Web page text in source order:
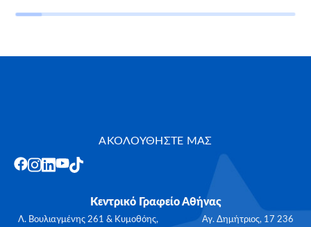
ΑΚΟΛΟΥΘΗΣΤΕ ΜΑΣ
Κεντρικό Γραφείο Αθήνας
Λ. Βουλιαγμένης 261 & Κυμοθόης, Αγ. Δημήτριος, 17 236